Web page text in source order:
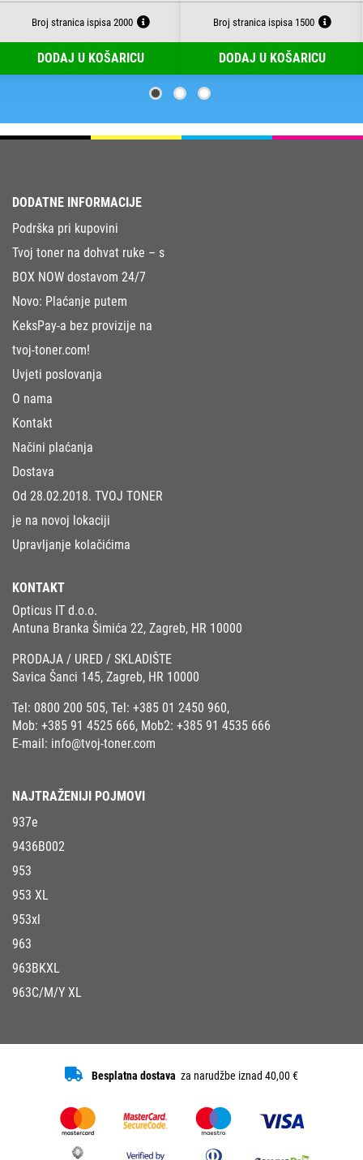
Broj stranica ispisa 2000
DODAJ U KOŠARICU
Broj stranica ispisa 1500
DODAJ U KOŠARICU
DODATNE INFORMACIJE
Podrška pri kupovini
Tvoj toner na dohvat ruke – s
BOX NOW dostavom 24/7
Novo: Plaćanje putem
KeksPay-a bez provizije na
tvoj-toner.com!
Uvjeti poslovanja
O nama
Kontakt
Načini plaćanja
Dostava
Od 28.02.2018. TVOJ TONER
je na novoj lokaciji
Upravljanje kolačićima
KONTAKT
Opticus IT d.o.o.
Antuna Branka Šimića 22, Zagreb, HR 10000
PRODAJA / URED / SKLADIŠTE
Savica Šanci 145, Zagreb, HR 10000
Tel: 0800 200 505, Tel: +385 01 2450 960,
Mob: +385 91 4525 666, Mob2: +385 91 4535 666
E-mail: info@tvoj-toner.com
NAJTRAŽENIJI POJMOVI
937e
9436B002
953
953 XL
953xl
963
963BKXL
963C/M/Y XL
Besplatna dostava za narudžbe iznad 40,00 €